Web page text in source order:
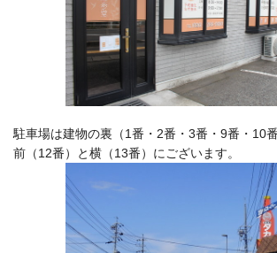
駐車場は建物の裏（1番・2番・3番・9番・10
前（12番）と横（13番）に ございます。